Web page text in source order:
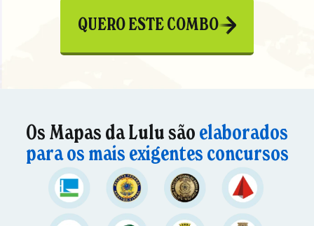
QUERO ESTE COMBO
Os Mapas da Lulu são elaborados
para os mais exigentes concursos